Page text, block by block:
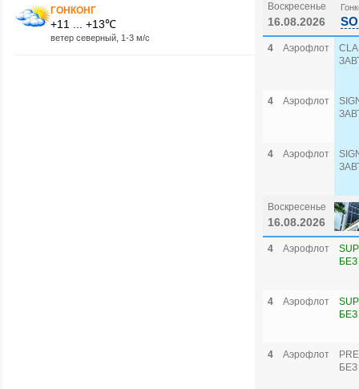
ГОНКОНГ
+11 ... +13℃
ветер северный, 1-3 м/с
Воскресенье
16.08.2026
4 Аэрофлот
4 Аэрофлот
4 Аэрофлот
Воскресенье
16.08.2026
4 Аэрофлот
4 Аэрофлот
4 Аэрофлот